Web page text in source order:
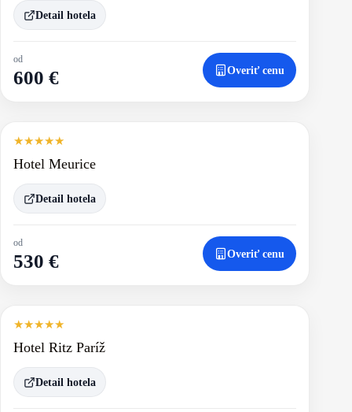
Detail hotela
od
600 € Overiť cenu
★★★★★
Hotel Meurice
Detail hotela
od
530 € Overiť cenu
★★★★★
Hotel Ritz Paríž
Detail hotela